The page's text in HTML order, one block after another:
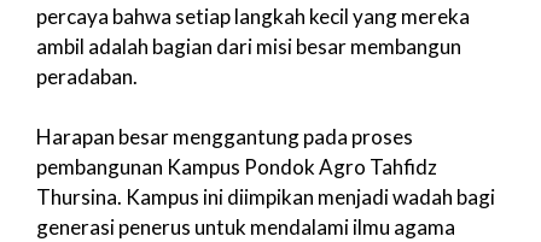
percaya bahwa setiap langkah kecil yang mereka
ambil adalah bagian dari misi besar membangun
peradaban.
Harapan besar menggantung pada proses
pembangunan Kampus Pondok Agro Tahfidz
Thursina. Kampus ini diimpikan menjadi wadah bagi
generasi penerus untuk mendalami ilmu agama